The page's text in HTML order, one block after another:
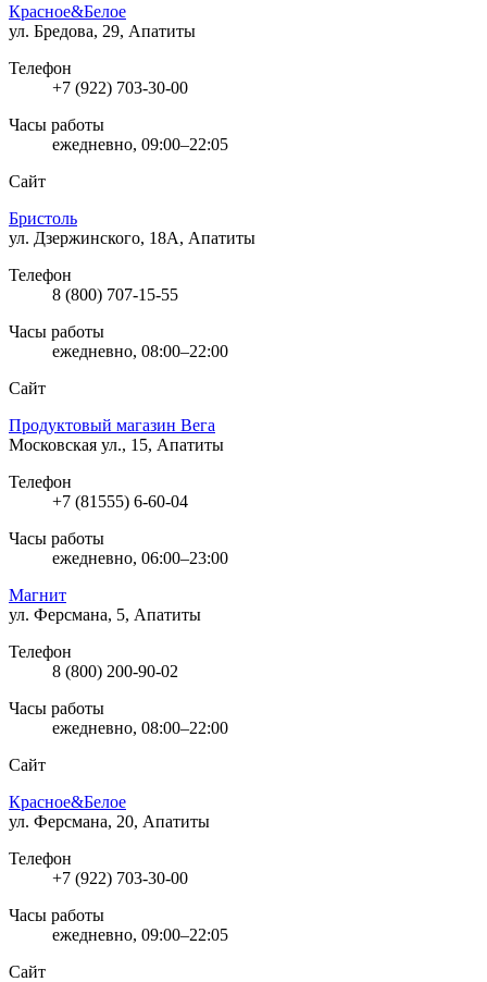
Красное&Белое
ул. Бредова, 29, Апатиты
Телефон
+7 (922) 703-30-00
Часы работы
ежедневно, 09:00–22:05
Сайт
Бристоль
ул. Дзержинского, 18А, Апатиты
Телефон
8 (800) 707-15-55
Часы работы
ежедневно, 08:00–22:00
Сайт
Продуктовый магазин Вега
Московская ул., 15, Апатиты
Телефон
+7 (81555) 6-60-04
Часы работы
ежедневно, 06:00–23:00
Магнит
ул. Ферсмана, 5, Апатиты
Телефон
8 (800) 200-90-02
Часы работы
ежедневно, 08:00–22:00
Сайт
Красное&Белое
ул. Ферсмана, 20, Апатиты
Телефон
+7 (922) 703-30-00
Часы работы
ежедневно, 09:00–22:05
Сайт